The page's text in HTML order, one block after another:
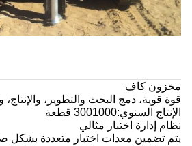
مخزون كاف
قوة قوية، دمج البحث والتطوير، والإنتاج،
الإنتاج السنوي:3001000 قطعة
نظام إدارة اختبار مثالي
يتم تضمين معدات اختبار متعددة بشكل